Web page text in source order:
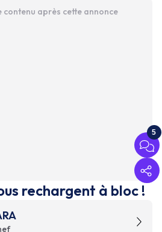
contenu après cette annonce
5
rechargent à bloc !